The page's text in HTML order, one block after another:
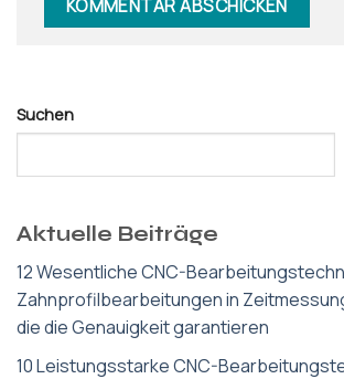
Suchen
Aktuelle Beiträge
12 Wesentliche CNC-
Zahnprofilbearbeitungen in
die die Genauigkeit garantieren
10 Leistungsstarke CNC-